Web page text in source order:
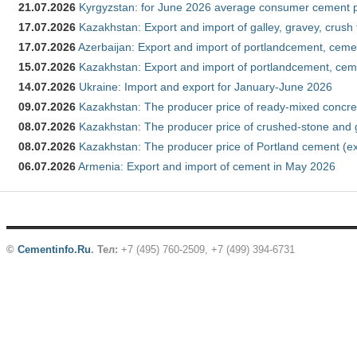
21.07.2026 Kyrgyzstan: for June 2026 average consumer cement
17.07.2026 Kazakhstan: Export and import of galley, gravey,
17.07.2026Azerbaijan: Export and import of portlandcement,
15.07.2026 Kazakhstan: Export and import of portlandcement,
14.07.2026 Ukraine: Import and export for January-June 2026
09.07.2026 Kazakhstan: The producer price of ready-mixed
08.07.2026 Kazakhstan: The producer price of crushed-stone and
08.07.2026 Kazakhstan: The producer price of Portland cement
06.07.2026Armenia: Export and import of cement in May 2026
© Cementinfo.Ru. Тел: +7 (495) 760-2509, +7 (499) 394-6731